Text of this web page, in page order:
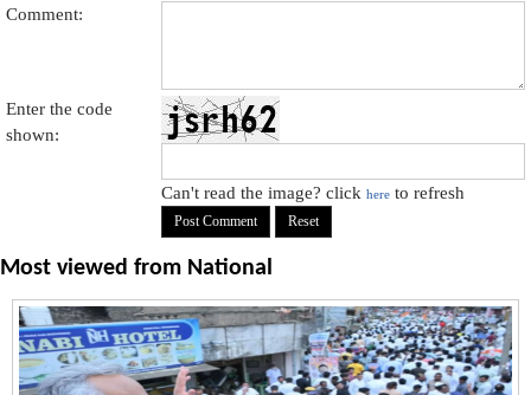
Comment:
Enter the code
shown:
Can't read the image? clickhere to refresh
Most viewed from National